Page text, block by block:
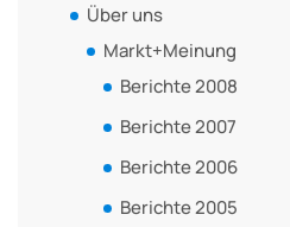
Über uns
Markt+Meinung
Berichte 2008
Berichte 2007
Berichte 2006
Berichte 2005